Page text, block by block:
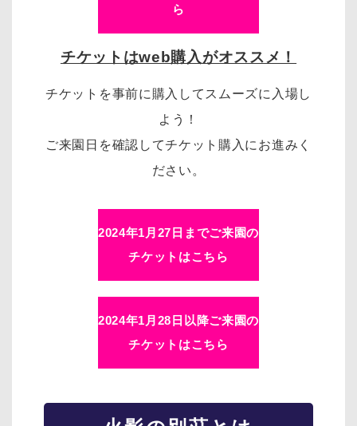
ら
チケットはweb購入がオススメ！
チケットを事前に購入してスムーズに入場し
よう！
ご来園日を確認してチケット購入にお進みく
ださい。
2024年1月27日までご来園の
チケットはこちら
2024年1月28日以降ご来園の
チケットはこちら